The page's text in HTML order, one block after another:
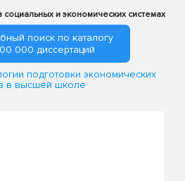
социальных и экономических системах
поиск по каталогу
000 диссертаций
подготовки экономических
в высшей школе